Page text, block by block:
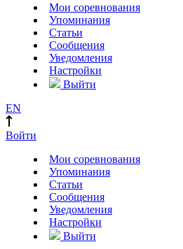
Мои соревнования
Упоминания
Статьи
Сообщения
Уведомления
Настройки
Выйти
EN
Войти
Мои соревнования
Упоминания
Статьи
Сообщения
Уведомления
Настройки
Выйти